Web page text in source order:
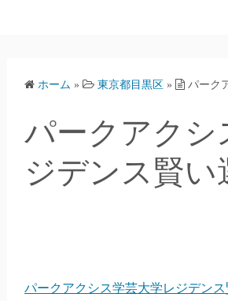
ホーム » 東京都目黒区 » パーク
パークアクシ
ジデンス賢い
パークアクシス学芸大学レジデン